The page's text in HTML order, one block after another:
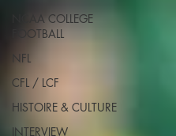
NCAA COLLEGE
FOOTBALL
NFL
CFL / LCF
HISTOIRE & CULTURE
INTERVIEW